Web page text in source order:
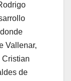
Vallenar,
Cristian
de